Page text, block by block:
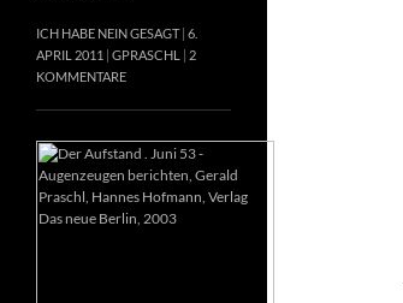
ICH HABE NEIN GESAGT 6.
APRIL 2011
GPRASCHL
2
KOMMENTARE